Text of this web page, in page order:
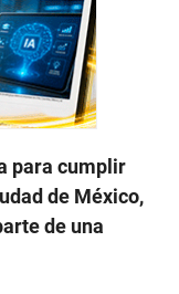
para cumplir
de México,
de una